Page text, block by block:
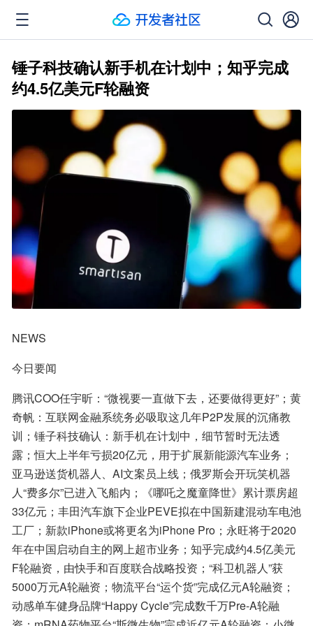
锤子科技确认新手机在计划中；知乎完成
约4.5亿美元F轮融资
NEWS
今日要闻
腾讯COO任宇昕：“微视要一直做下去，还要做得更好”；黄
奇帆：互联网金融系统务必吸取这几年P2P发展的沉痛教
训；锤子科技确认：新手机在计划中，细节暂时无法透
露；恒大上半年亏损20亿元，用于扩展新能源汽车业务；
亚马逊送货机器人、AI文案员上线；俄罗斯会开玩笑机器
人“费多尔”已进入飞船内；《哪吒之魔童降世》累计票房超
33亿元；丰田汽车旗下企业PEVE拟在中国新建混动车电池
工厂；新款iPhone或将更名为iPhone Pro；永旺将于2020
年在中国启动自主的网上超市业务；知乎完成约4.5亿美元
F轮融资，由快手和百度联合战略投资；“科卫机器人”获
5000万元A轮融资；物流平台“运个货”完成亿元A轮融资；
动感单车健身品牌“Happy Cycle”完成数千万Pre-A轮融